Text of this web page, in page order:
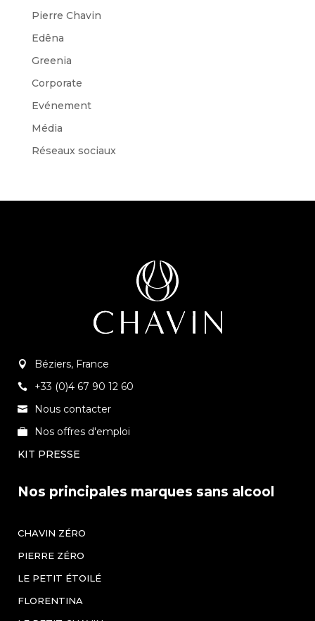
Pierre Chavin
Edêna
Greenia
Corporate
Evénement
Média
Réseaux sociaux
Béziers, France
+33 (0)4 67 90 12 60
Nous contacter
Nos offres d'emploi
KIT PRESSE
Nos principales marques sans alcool
CHAVIN ZÉRO
PIERRE ZÉRO
LE PETIT ÉTOILÉ
FLORENTINA